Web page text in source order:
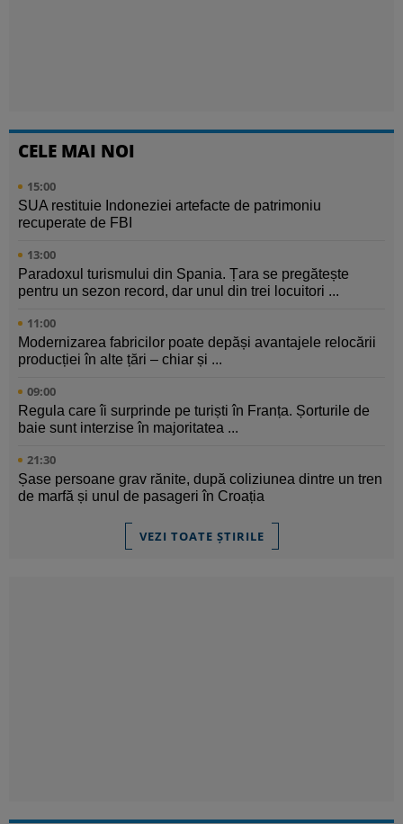
CELE MAI NOI
15:00
SUA restituie Indoneziei artefacte de patrimoniu
recuperate de FBI
13:00
Paradoxul turismului din Spania. Țara se pregătește
pentru un sezon record, dar unul din trei locuitori ...
11:00
Modernizarea fabricilor poate depăși avantajele relocării
producției în alte țări – chiar și ...
09:00
Regula care îi surprinde pe turiști în Franța. Șorturile de
baie sunt interzise în majoritatea ...
21:30
Șase persoane grav rănite, după coliziunea dintre un tren
de marfă și unul de pasageri în Croația
VEZI TOATE ȘTIRILE